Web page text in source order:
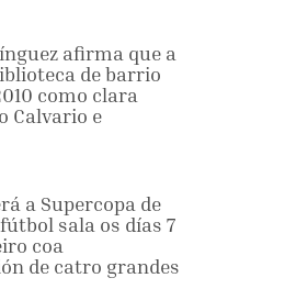
afirma que a
de barrio
como clara
Calvario e
a Supercopa de
sala os días 7
coa
de catro grandes